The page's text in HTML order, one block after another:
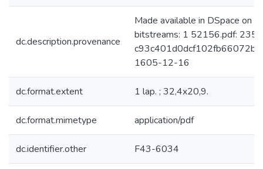
dc.description.provenance
Made available in DSpace on
bitstreams: 1 52156.pdf:
1605-12-16
dc.format.extent 1 lap. ; 32,4x20,9.
dc.format.mimetype application/pdf
dc.identifier.other F43-6034